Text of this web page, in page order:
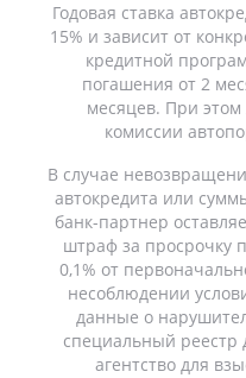
Годовая ставка
15% и зависит от
кредитной
погашения от 2
месяцев. При
комиссии
В случае
автокредита или
банк-партнер
штраф за просрочку
0,1% от
несоблюдении
данные о
специальный реестр
агентство для